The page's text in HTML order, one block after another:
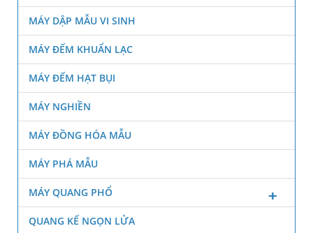
MÁY DẬP MẪU VI SINH
MÁY ĐẾM KHUẨN LẠC
MÁY ĐẾM HẠT BỤI
MÁY NGHIỀN
MÁY ĐỒNG HÓA MẪU
MÁY PHÁ MẪU
MÁY QUANG PHỔ
QUANG KẾ NGỌN LỬA